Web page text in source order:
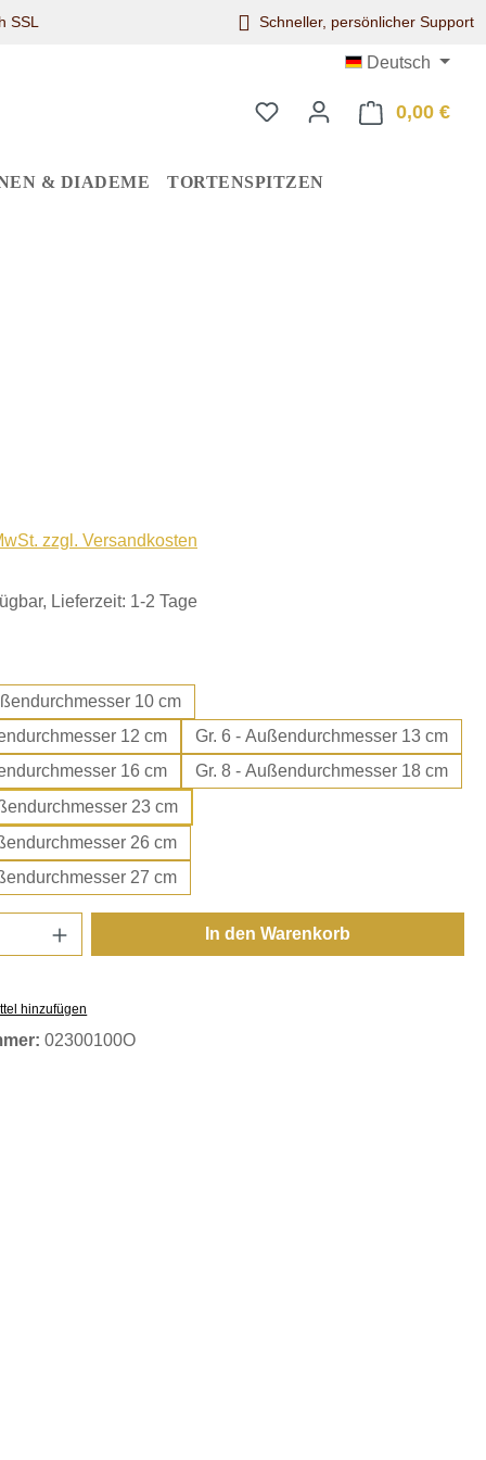
SSL Schneller, persönlicher Support
Deutsch
0,00 €
& DIADEME TORTENSPITZEN
zzgl. Versandkosten
Lieferzeit: 1-2 Tage
- Außendurchmesser 10 cm
Außendurchmesser 12 cm
Gr. 6 - Außendurchmesser 13 cm
Außendurchmesser 16 cm
Gr. 8 - Außendurchmesser 18 cm
- Außendurchmesser 23 cm
- Außendurchmesser 26 cm
- Außendurchmesser 27 cm
Anzahl: Gib den gewünschten Wert ein
In den Warenkorb
hinzufügen
02300100O